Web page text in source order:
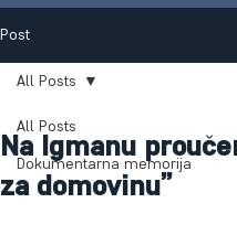
Post
All Posts
Dokumentarna memorija
All Posts
Na Igmanu
za domovinu”